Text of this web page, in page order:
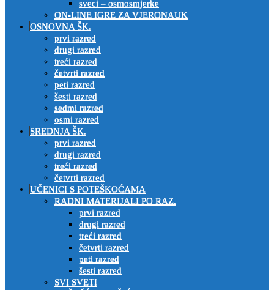
sveci – osmosmjerke
ON-LINE IGRE ZA VJERONAUK
OSNOVNA ŠK.
prvi razred
drugi razred
treći razred
četvrti razred
peti razred
šesti razred
sedmi razred
osmi razred
SREDNJA ŠK.
prvi razred
drugi razred
treći razred
četvrti razred
UČENICI S POTEŠKOĆAMA
RADNI MATERIJALI PO RAZ.
prvi razred
drugi razred
treći razred
četvrti razred
peti razred
šesti razred
SVI SVETI